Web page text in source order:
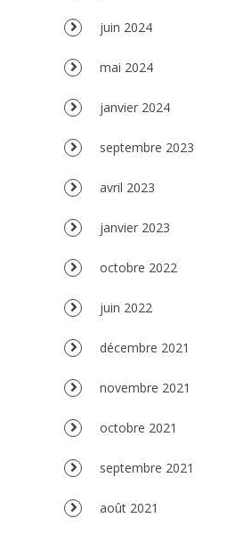
juin 2024
mai 2024
janvier 2024
septembre 2023
avril 2023
janvier 2023
octobre 2022
juin 2022
décembre 2021
novembre 2021
octobre 2021
septembre 2021
août 2021